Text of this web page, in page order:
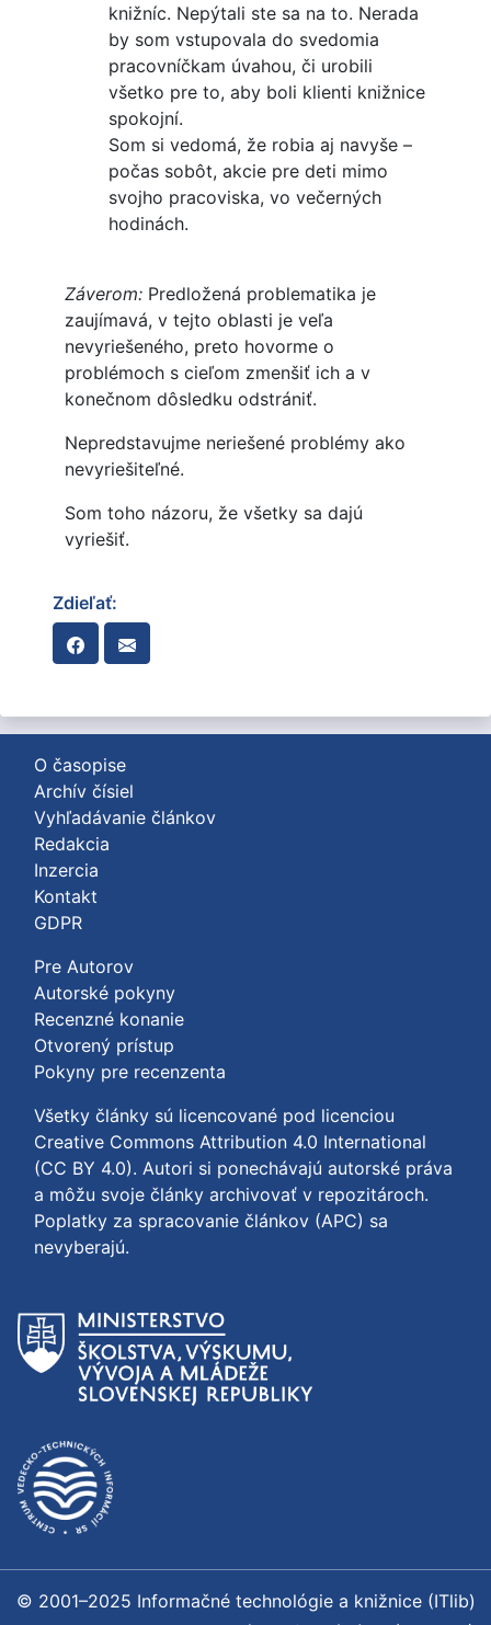
knižníc. Nepýtali ste sa na to. Nerada
by som vstupovala do svedomia
pracovníčkam úvahou, či urobili
všetko pre to, aby boli klienti knižnice
spokojní.
Som si vedomá, že robia aj navyše –
počas sobôt, akcie pre deti mimo
svojho pracoviska, vo večerných
hodinách.
Záverom:Predložená problematika je
zaujímavá, v tejto oblasti je veľa
nevyriešeného, preto hovorme o
problémoch s cieľom zmenšiť ich a v
konečnom dôsledku odstrániť.
Nepredstavujme neriešené problémy ako
nevyriešiteľné.
Som toho názoru, že všetky sa dajú
vyriešiť.
Zdieľať:
O časopise
Archív čísiel
Vyhľadávanie článkov
Redakcia
Inzercia
Kontakt
GDPR
Pre Autorov
Autorské pokyny
Recenzné konanie
Otvorený prístup
Pokyny pre recenzenta
Všetky články sú licencované pod licenciou
Creative Commons Attribution 4.0 International
(CC BY 4.0). Autori si ponechávajú autorské práva
a môžu svoje články archivovať v repozitároch.
Poplatky za spracovanie článkov (APC) sa
nevyberajú.
© 2001–2025 Informačné technológie a knižnice (ITlib)